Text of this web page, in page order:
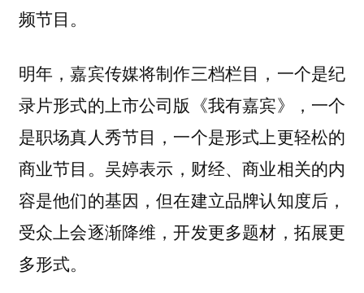
频节目。
明年，嘉宾传媒将制作三档栏目，一个是纪
录片形式的上市公司版《我有嘉宾》，一个
是职场真人秀节目，一个是形式上更轻松的
商业节目。 吴婷表示，财经、商业相关的内
容是他们的基因，但在建立品牌认知度后，
受众上会逐渐降维，开发更多题材，拓展更
多形式。